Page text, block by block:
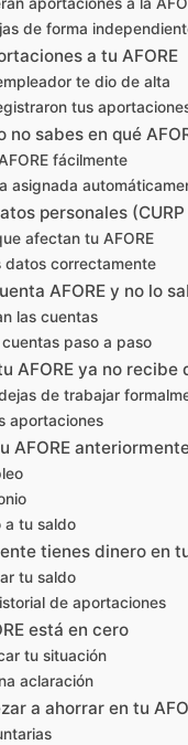
de forma
a tu AFORE
te dio de alta
tus
no sabes en qué
fácilmente
asignada
personales (CURP
afectan tu AFORE
datos correctamente
AFORE y no lo
las cuentas
paso a paso
AFORE ya no recibe
de trabajar
aportaciones
AFORE
a tu saldo
tienes dinero en
tu saldo
de aportaciones
está en cero
tu situación
aclaración
a ahorrar en tu